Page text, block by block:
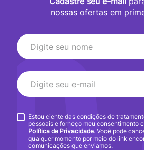
nossas ofertas em
Estou ciente das condições de
pessoais e forneço meu consentimento
Política de Privacidade. Você pode
qualquer momento por meio do link
comunicações que enviamos.